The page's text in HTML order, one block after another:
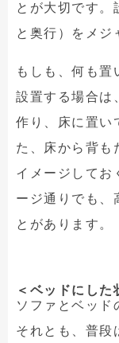
とが大切です。
と奥行）をメジ
もしも、何も置
設置する場合は
作り、床に置い
た、床から背も
イメージしてお
ージ通りでも、
とがあります。
＜ベッドにした
ソファとベッド
それとも、普段